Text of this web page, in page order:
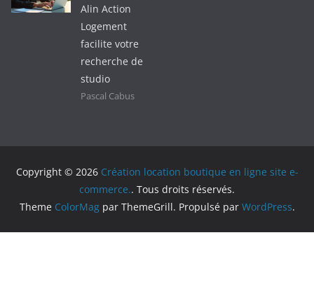
Alin Action
Logement
facilite votre
recherche de
studio
Pascal Cabus
Copyright © 2026 Création location boutique en ligne site e-
commerce.. Tous droits réservés.
Theme ColorMagpar ThemeGrill. Propulsé par WordPress.